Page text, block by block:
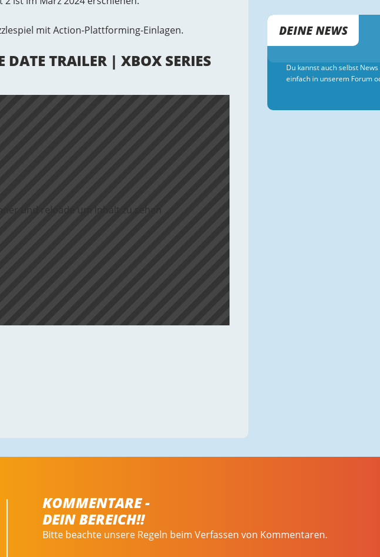
mit Action-Plattforming-Einlagen.
TRAILER | XBOX SERIES
und reloade um Inhalt zu sehen
DEINE NEWS
Du kannst auch selbst
einfach in unserem Forum
KOMMENTARE -
DEIN BEREICH!!
Bitte beachte unsere Regeln beim Verfassen von Kommentaren.